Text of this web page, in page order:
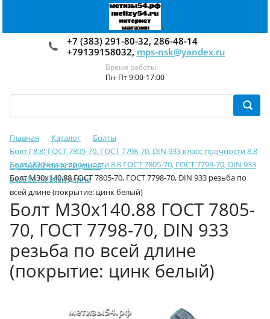
+7 (383) 291-80-32, 286-48-14
+79139158032, mps-nsk@yandex.ru
Время работы:
Пн-Пт 9:00-17:00
Главная Каталог
Болты
Болт ( 8.8) ГОСТ 7805-70, ГОСТ 7798-70, DIN 933 класс прочности 8.8
с резьбой по всей длине
Болт М30 класс прочности 8.8 ГОСТ 7805-70, ГОСТ 7798-70, DIN 933
резьба по всей длине
Болт М30х140.88 ГОСТ 7805-70, ГОСТ 7798-70, DIN 933 резьба по
всей длине (покрытие: цинк белый)
Болт М30х140.88 ГОСТ 7805-
70, ГОСТ 7798-70, DIN 933
резьба по всей длине
(покрытие: цинк белый)